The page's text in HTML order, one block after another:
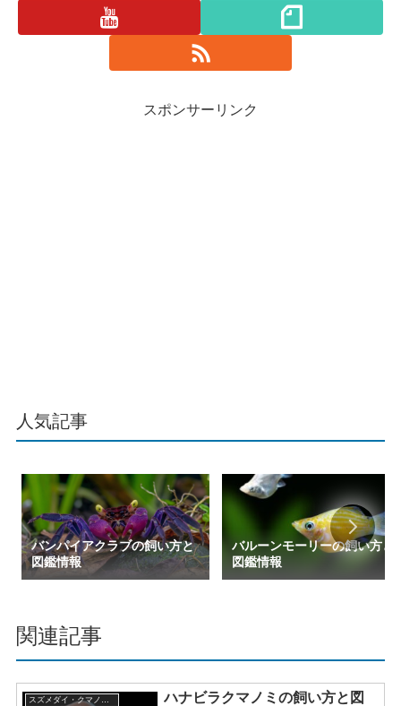
スポンサーリンク
人気記事
バンパイアクラブの飼い方と
図鑑情報
バルーンモーリーの飼い方と
図鑑情報
関連記事
ハナビラクマノミの飼い方と図